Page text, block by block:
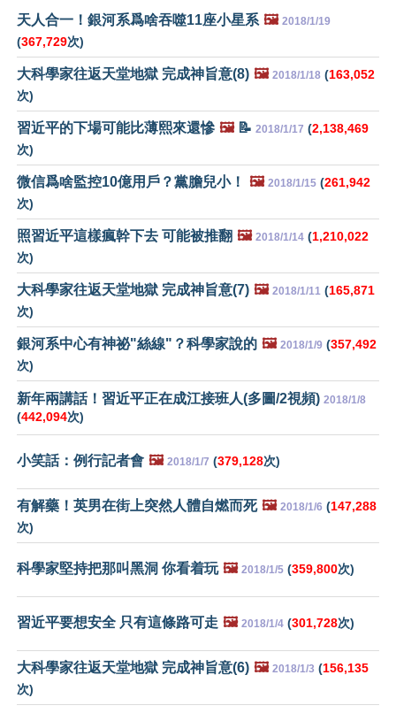
天人合一！銀河系爲啥吞噬11座小星系 🖼️ 2018/1/19
(367,729次)
大科學家往返天堂地獄 完成神旨意(8) 🖼️ 2018/1/18 (163,052
次)
習近平的下場可能比薄熙來還慘 🖼️📝 2018/1/17 (2,138,469
次)
微信爲啥監控10億用戶？黨膽兒小！ 🖼️ 2018/1/15 (261,942
次)
照習近平這樣瘋幹下去 可能被推翻 🖼️ 2018/1/14 (1,210,022
次)
大科學家往返天堂地獄 完成神旨意(7) 🖼️ 2018/1/11 (165,871
次)
銀河系中心有神祕"絲線"？科學家說的 🖼️ 2018/1/9 (357,492
次)
新年兩講話！習近平正在成江接班人(多圖/2視頻) 2018/1/8
(442,094次)
小笑話：例行記者會 🖼️ 2018/1/7 (379,128次)
有解藥！英男在街上突然人體自燃而死 🖼️ 2018/1/6 (147,288
次)
科學家堅持把那叫黑洞 你看着玩 🖼️ 2018/1/5 (359,800次)
習近平要想安全 只有這條路可走 🖼️ 2018/1/4 (301,728次)
大科學家往返天堂地獄 完成神旨意(6) 🖼️ 2018/1/3 (156,135
次)